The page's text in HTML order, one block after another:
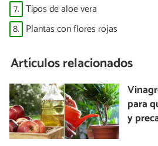
7. Tipos de aloe vera
8. Plantas con flores rojas
Artículos relacionados
para
y